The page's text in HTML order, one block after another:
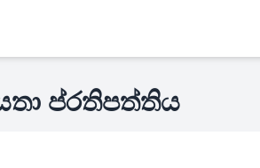
ප්රතිපත්තිය